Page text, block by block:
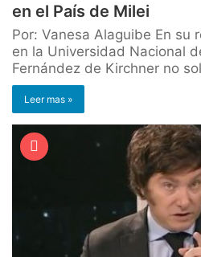
en el País de Milei
Por: Vanesa Alaguibe En su
en la Universidad Nacional
Fernández de Kirchner no
Leer mas »